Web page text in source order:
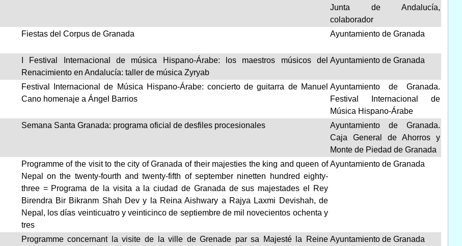
Junta de Andalucía,
colaborador
Fiestas del Corpus de Granada Ayuntamiento de Granada
I Festival Internacional de música Hispano-Árabe: los maestros músicos del
Renacimiento en Andalucía: taller de música Zyryab
Ayuntamiento de Granada
Festival Internacional de Música Hispano-Árabe: concierto de guitarra de Manuel
Cano homenaje a Ángel Barrios
Ayuntamiento de Granada.
Festival Internacional de
Música Hispano-Árabe
Semana Santa Granada: programa oficial de desfiles procesionales
Ayuntamiento de Granada.
Caja General de Ahorros y
Monte de Piedad de Granada
Programme of the visit to the city of Granada of their majesties the king and queen of
Nepal on the twenty-fourth and twenty-fifth of september ninetten hundred eighty-
three = Programa de la visita a la ciudad de Granada de sus majestades el Rey
Birendra Bir Bikranm Shah Dev y la Reina Aishwary a Rajya Laxmi Devishah, de
Nepal, los días veinticuatro y veinticinco de septiembre de mil novecientos ochenta y
tres
Ayuntamiento de Granada
Programme concernant la visite de la ville de Grenade par sa Majesté la Reine Ayuntamiento de Granada